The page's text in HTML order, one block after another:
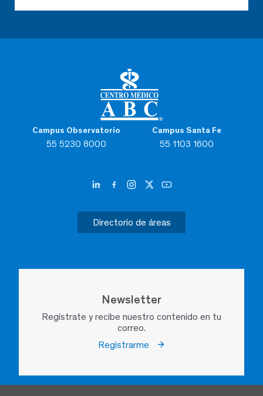
Campus Observatorio
55 5230 8000
Campus Santa Fe
55 1103 1600
Directorio de áreas
Newsletter
Regístrate y recibe nuestro contenido en tu
correo.
Registrarme